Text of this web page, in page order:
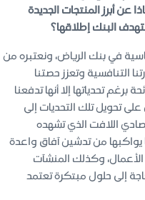
أبرز المنتجات الجديدة
البنك إطلاقها؟
في بنك الرياض، ونعتبره من
التنافسية وتعزز حصتنا
تحدياتها إلا أنها تدفعنا
تحويل تلك التحديات إلى
اللافت الذي تشهده
بفضل رؤيتها 2030، مع ما يواكبها من تدشين آفاق واعدة
الأعمال، وكذلك المنشآت
إلى حلول مبتكرة تعتمد